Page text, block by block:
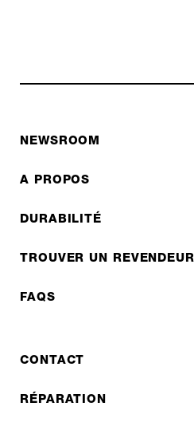
NEWSROOM
A PROPOS
DURABILITÉ
TROUVER UN REVENDEUR
FAQS
CONTACT
RÉPARATION